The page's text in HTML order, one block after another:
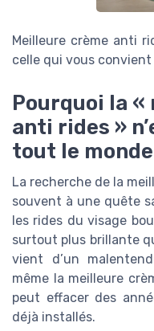
Meilleure crème anti
celle qui vous convient
Pourquoi la
anti rides »
tout le monde
La recherche de la
souvent à une quête
les rides du visage
surtout plus brillante
vient d’un
même la meilleure
peut effacer des
déjà installés.